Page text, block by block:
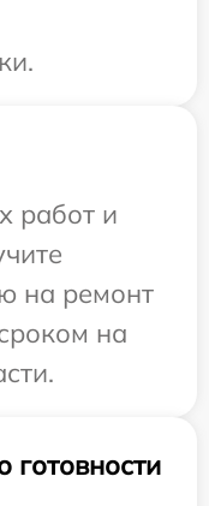
работ и
на ремонт
на